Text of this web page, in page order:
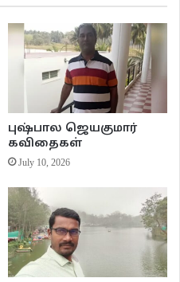
புஷ்பால ஜெயகுமார்
கவிதைகள்
July 10, 2026